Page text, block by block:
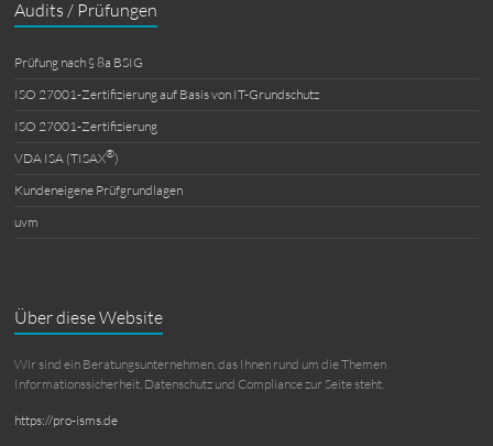
Audits / Prüfungen
Prüfung nach § 8a BSIG
ISO 27001-Zertifizierung auf Basis von IT-Grundschutz
ISO 27001-Zertifizierung
VDA ISA (TISAX®)
Kundeneigene Prüfgrundlagen
uvm
Über diese Website
Wir sind ein Beratungsunternehmen, das Ihnen rund um die Themen
Informationssicherheit, Datenschutz und Compliance zur Seite steht.
https://pro-isms.de